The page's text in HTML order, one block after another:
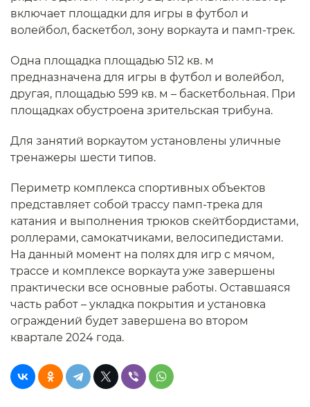
включает площадки для игры в футбол и
волейбол, баскетбол, зону воркаута и памп-трек.
Одна площадка площадью 512 кв. м
предназначена для игры в футбол и волейбол,
другая, площадью 599 кв. м – баскетбольная. При
площадках обустроена зрительская трибуна.
Для занятий воркаутом установлены уличные
тренажеры шести типов.
Периметр комплекса спортивных объектов
представляет собой трассу памп-трека для
катания и выполнения трюков скейтбордистами,
роллерами, самокатчиками, велосипедистами.
На данный момент на полях для игр с мячом,
трассе и комплексе воркаута уже завершены
практически все основные работы. Оставшаяся
часть работ – укладка покрытия и установка
ограждений будет завершена во втором
квартале 2024 года.